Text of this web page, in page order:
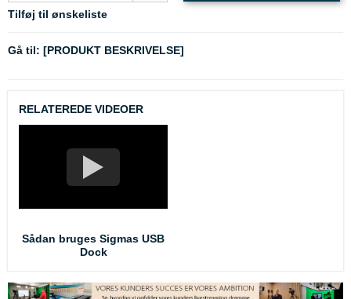
Tilføj til ønskeliste
Gå til: [PRODUKT BESKRIVELSE]
RELATEREDE VIDEOER
Sådan bruges Sigmas USB
Dock